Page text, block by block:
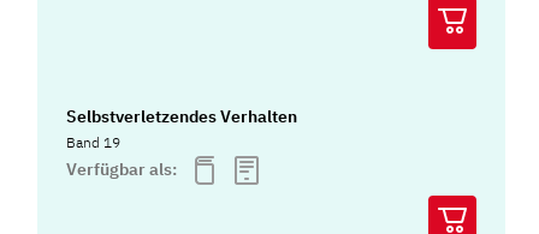
Selbstverletzendes Verhalten
Band 19
Verfügbar als: